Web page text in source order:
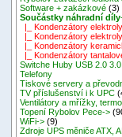
Software + zakázkové (3)
Součástky náhradní díly
|_ Kondenzátory
|_ Kondenzátory
|_ Kondenzátory
|_ Kondenzátory
Switche Huby USB 2.0 3.0
Telefony
Tiskové servery a
TV příslušenství i k UPC
Ventilátory a mřížky,
Topení Rybolov Pece->
WiFi-> (9)
Zdroje UPS měniče ATX,